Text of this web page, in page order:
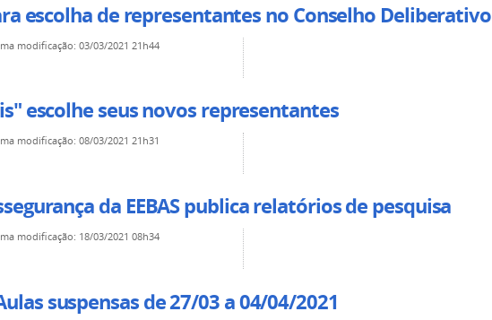
escolha de representantes no Conselho Deliberativo
modificação:03/03/2021 21h44
escolhe seus novos representantes
modificação:08/03/2021 21h31
da EEBAS publica relatórios de pesquisa
modificação: 18/03/2021 08h34
suspensas de 27/03 a 04/04/2021